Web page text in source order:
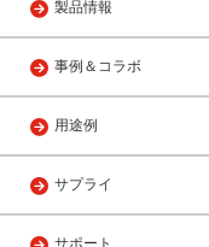
製品情報
事例＆コラボ
用途例
サプライ
サポート